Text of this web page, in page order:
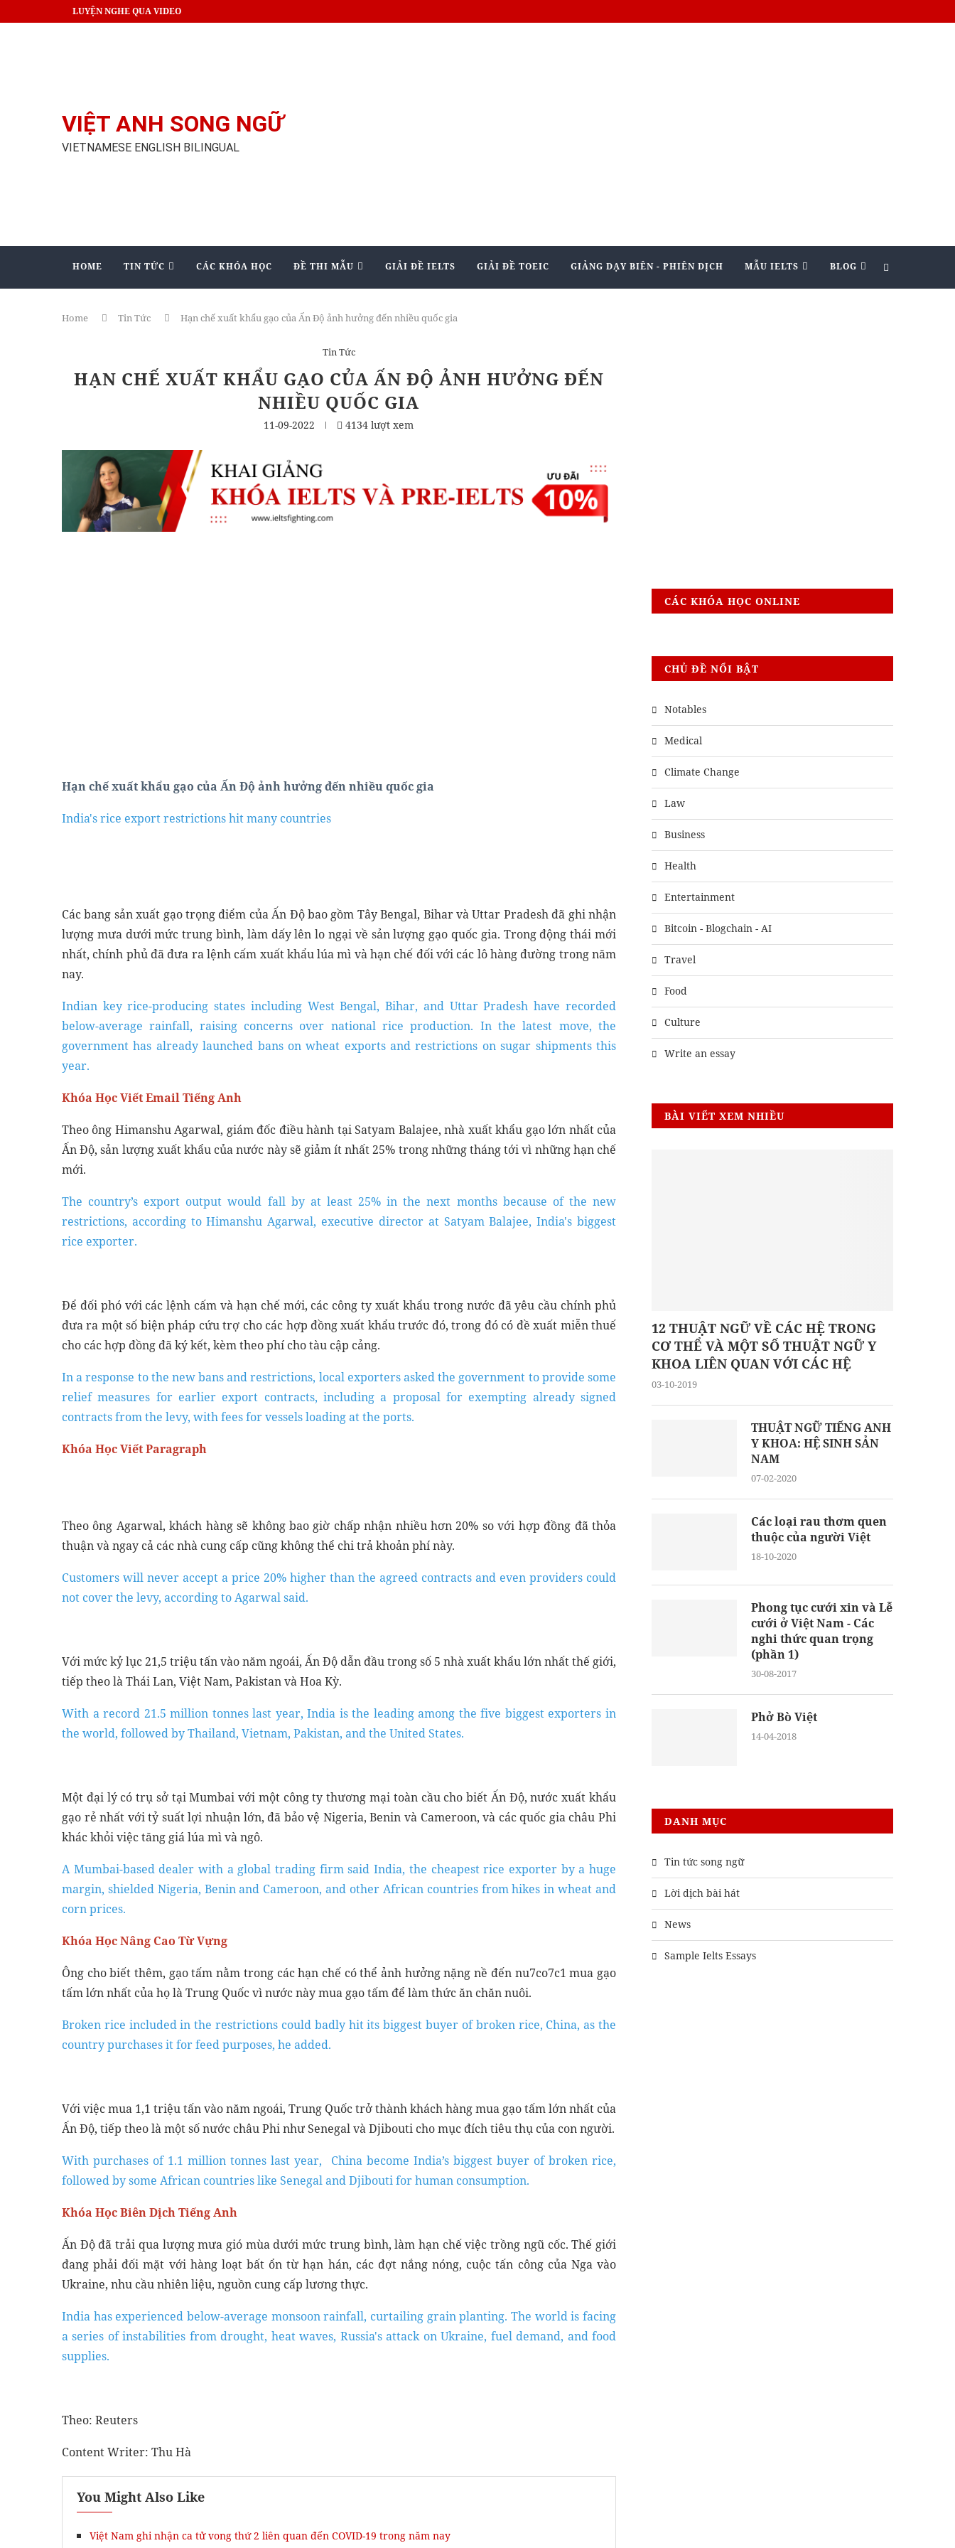
LUYỆN NGHE QUA VIDEO
VIỆT ANH SONG NGỮ
VIETNAMESE ENGLISH BILINGUAL
HOME TIN TỨC CÁC KHÓA HỌC ĐỀ THI MẪU GIẢI ĐỀ IELTS GIẢI ĐỀ TOEIC GIẢNG DẠY BIÊN - PHIÊN DỊCH MẪU IELTS BLOG
Home Tin Tức Hạn chế xuất khẩu gạo của Ấn Độ ảnh hưởng đến nhiều quốc gia
Tin Tức
HẠN CHẾ XUẤT KHẨU GẠO CỦA ẤN ĐỘ ẢNH HƯỞNG ĐẾN
NHIỀU QUỐC GIA
11-09-2022 4134 lượt xem
Hạn chế xuất khẩu gạo của Ấn Độ ảnh hưởng đến nhiều quốc gia
India's rice export restrictions hit many countries
Các bang sản xuất gạo trọng điểm của Ấn Độ bao gồm Tây Bengal, Bihar và Uttar Pradesh đã ghi nhận
lượng mưa dưới mức trung bình, làm dấy lên lo ngại về sản lượng gạo quốc gia. Trong động thái mới
nhất, chính phủ đã đưa ra lệnh cấm xuất khẩu lúa mì và hạn chế đối với các lô hàng đường trong năm
nay.
Indian key rice-producing states including West Bengal, Bihar, and Uttar Pradesh have recorded
below-average rainfall, raising concerns over national rice production. In the latest move, the
government has already launched bans on wheat exports and restrictions on sugar shipments this
year.
Khóa Học Viết Email Tiếng Anh
Theo ông Himanshu Agarwal, giám đốc điều hành tại Satyam Balajee, nhà xuất khẩu gạo lớn nhất của
Ấn Độ, sản lượng xuất khẩu của nước này sẽ giảm ít nhất 25% trong những tháng tới vì những hạn chế
mới.
The country’s export output would fall by at least 25% in the next months because of the new
restrictions, according to Himanshu Agarwal, executive director at Satyam Balajee, India's biggest
rice exporter.
Để đối phó với các lệnh cấm và hạn chế mới, các công ty xuất khẩu trong nước đã yêu cầu chính phủ
đưa ra một số biện pháp cứu trợ cho các hợp đồng xuất khẩu trước đó, trong đó có đề xuất miễn thuế
cho các hợp đồng đã ký kết, kèm theo phí cho tàu cập cảng.
In a response to the new bans and restrictions, local exporters asked the government to provide some
relief measures for earlier export contracts, including a proposal for exempting already signed
contracts from the levy, with fees for vessels loading at the ports.
Khóa Học Viết Paragraph
Theo ông Agarwal, khách hàng sẽ không bao giờ chấp nhận nhiều hơn 20% so với hợp đồng đã thỏa
thuận và ngay cả các nhà cung cấp cũng không thể chi trả khoản phí này.
Customers will never accept a price 20% higher than the agreed contracts and even providers could
not cover the levy, according to Agarwal said.
Với mức kỷ lục 21,5 triệu tấn vào năm ngoái, Ấn Độ dẫn đầu trong số 5 nhà xuất khẩu lớn nhất thế giới,
tiếp theo là Thái Lan, Việt Nam, Pakistan và Hoa Kỳ.
With a record 21.5 million tonnes last year, India is the leading among the five biggest exporters in
the world, followed by Thailand, Vietnam, Pakistan, and the United States.
Một đại lý có trụ sở tại Mumbai với một công ty thương mại toàn cầu cho biết Ấn Độ, nước xuất khẩu
gạo rẻ nhất với tỷ suất lợi nhuận lớn, đã bảo vệ Nigeria, Benin và Cameroon, và các quốc gia châu Phi
khác khỏi việc tăng giá lúa mì và ngô.
A Mumbai-based dealer with a global trading firm said India, the cheapest rice exporter by a huge
margin, shielded Nigeria, Benin and Cameroon, and other African countries from hikes in wheat and
corn prices.
Khóa Học Nâng Cao Từ Vựng
Ông cho biết thêm, gạo tấm nằm trong các hạn chế có thể ảnh hưởng nặng nề đến nu7co7c1 mua gạo
tấm lớn nhất của họ là Trung Quốc vì nước này mua gạo tấm để làm thức ăn chăn nuôi.
Broken rice included in the restrictions could badly hit its biggest buyer of broken rice, China, as the
country purchases it for feed purposes, he added.
Với việc mua 1,1 triệu tấn vào năm ngoái, Trung Quốc trở thành khách hàng mua gạo tấm lớn nhất của
Ấn Độ, tiếp theo là một số nước châu Phi như Senegal và Djibouti cho mục đích tiêu thụ của con người.
With purchases of 1.1 million tonnes last year, China become India’s biggest buyer of broken rice,
followed by some African countries like Senegal and Djibouti for human consumption.
Khóa Học Biên Dịch Tiếng Anh
Ấn Độ đã trải qua lượng mưa gió mùa dưới mức trung bình, làm hạn chế việc trồng ngũ cốc. Thế giới
đang phải đối mặt với hàng loạt bất ổn từ hạn hán, các đợt nắng nóng, cuộc tấn công của Nga vào
Ukraine, nhu cầu nhiên liệu, nguồn cung cấp lương thực.
India has experienced below-average monsoon rainfall, curtailing grain planting. The world is facing
a series of instabilities from drought, heat waves, Russia's attack on Ukraine, fuel demand, and food
supplies.
Theo: Reuters
Content Writer: Thu Hà
You Might Also Like
Việt Nam ghi nhận ca tử vong thứ 2 liên quan đến COVID-19 trong năm nay
CÁC KHÓA HỌC ONLINE
CHỦ ĐỀ NỔI BẬT
Notables
Medical
Climate Change
Law
Business
Health
Entertainment
Bitcoin - Blogchain - AI
Travel
Food
Culture
Write an essay
BÀI VIẾT XEM NHIỀU
12 THUẬT NGỮ VỀ CÁC HỆ TRONG
CƠ THỂ VÀ MỘT SỐ THUẬT NGỮ Y
KHOA LIÊN QUAN VỚI CÁC HỆ
03-10-2019
THUẬT NGỮ TIẾNG ANH
Y KHOA: HỆ SINH SẢN
NAM
07-02-2020
Các loại rau thơm quen
thuộc của người Việt
18-10-2020
Phong tục cưới xin và Lễ
cưới ở Việt Nam - Các
nghi thức quan trọng
(phần 1)
30-08-2017
Phở Bò Việt
14-04-2018
DANH MỤC
Tin tức song ngữ
Lời dịch bài hát
News
Sample Ielts Essays